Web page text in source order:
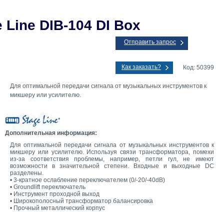
Line DIB-104 DI Box
Отправить запрос
Как заказать? Код: 50399
Для оптимальной передачи сигнала от музыкальных инструментов к
микшеру или усилителю.
Дополнительная информация:
Для оптимальной передачи сигнала от музыкальных инструментов к
микшеру или усилителю. Используя связи трансформатора, помехи
из-за соответствия проблемы, например, петли гул, не имеют
возможности в значительной степени. Входные и выходные DC
разделены.
• 3-кратное ослабление переключателем (0/-20/-40dB)
• Groundlift переключатель
• Инструмент проходной выход
• Широкополосный трансформатор балансировка
• Прочный металлический корпус